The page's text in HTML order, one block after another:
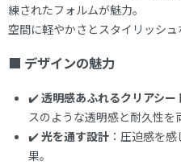
練されたフォルムが魅力。
空間に軽やかさとスタイリッシュ
■ デザインの魅力
✔️透明感あふれるクリアシー
スのような透明感と耐久性を
✔️光を通す設計 ：圧迫感を
果。